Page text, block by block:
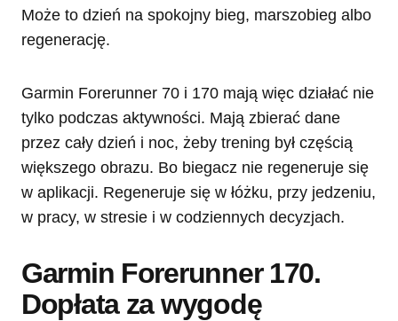
Może to dzień na spokojny bieg, marszobieg albo
regenerację.
Garmin Forerunner 70 i 170 mają więc działać nie
tylko podczas aktywności. Mają zbierać dane
przez cały dzień i noc, żeby trening był częścią
większego obrazu. Bo biegacz nie regeneruje się
w aplikacji. Regeneruje się w łóżku, przy jedzeniu,
w pracy, w stresie i w codziennych decyzjach.
Garmin Forerunner 170.
Dopłata za wygodę